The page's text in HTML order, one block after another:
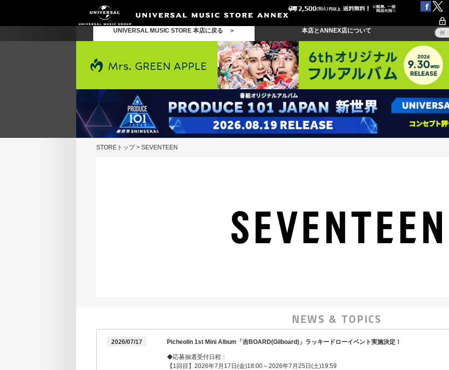
UNIVERSAL MUSIC STORE 本店に戻る ＞ 本店とANNEX店について
STOREトップ> SEVENTEEN
NEWS & TOPICS
2026/07/17 Picheolin 1st Mini Album「吉BOARD(Gilboard)」ラッキードローイベント実施決定！
◆応募抽選受付日程：
【1回目】2026年7月17日(金)18:00～2026年7月25日(土)19:59